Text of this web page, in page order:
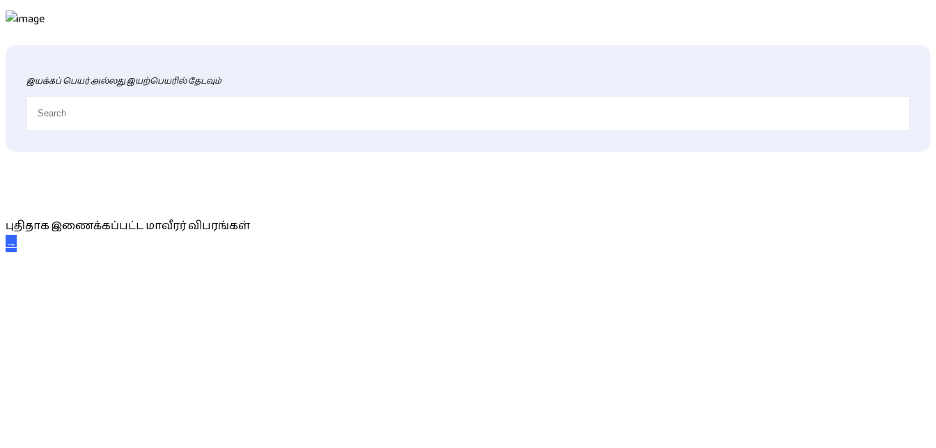
இயக்கப் பெயர் அல்லது இயற்பெயரில் தேடவும்
புதிதாக இணைக்கப்பட்ட மாவீரர் விபரங்கள்
→